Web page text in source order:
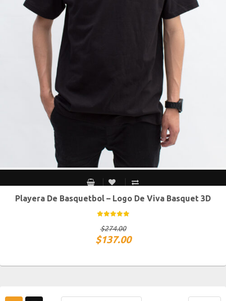
CH M G XG
Playera De Basquetbol – Logo De Viva Basquet 3D
$274.00
$137.00